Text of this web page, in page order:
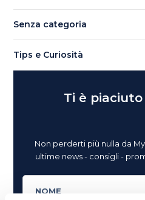
Senza categoria
Tips e Curiosità
Ti è
Non perderti più nulla da
ultime news - consigli -